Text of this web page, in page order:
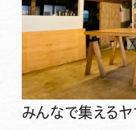
みんなで集える